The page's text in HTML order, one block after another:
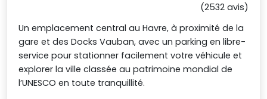
(2532 avis)
Un emplacement central au Havre, à proximité de la
gare et des Docks Vauban, avec un parking en libre-
service pour stationner facilement votre véhicule et
explorer la ville classée au patrimoine mondial de
l’UNESCO en toute tranquillité.